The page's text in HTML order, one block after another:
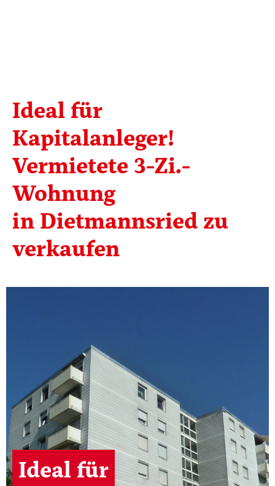
Ideal für
Kapitalanleger!
Vermietete 3-Zi.-
Wohnung
in Dietmannsried zu
verkaufen
Ideal für